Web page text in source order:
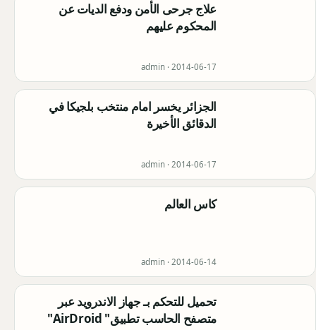
علاج جرحى الأمن ودفع الديات عن
المحكوم عليهم
admin · 2014-06-17
الجزائر يخسر امام منتخب بلجيكا في
الدقائق الأخيرة
admin · 2014-06-17
كاس العالم
admin · 2014-06-14
تحميل للتحكم بـ جهاز الاندرويد عبر
متصفح الحاسب تطبيق" AirDroid"